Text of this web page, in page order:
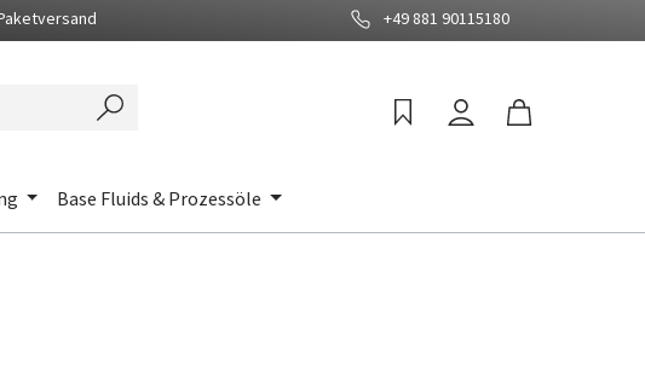
+49 881 90115180
Base Fluids & Prozessöle